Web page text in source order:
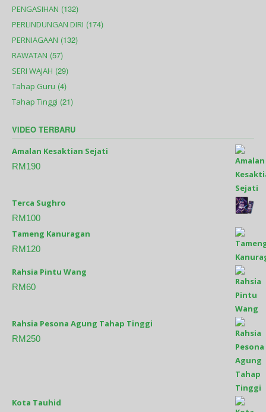
PENGASIHAN (132)
PERLINDUNGAN DIRI (174)
PERNIAGAAN (132)
RAWATAN (57)
SERI WAJAH (29)
Tahap Guru (4)
Tahap Tinggi (21)
VIDEO TERBARU
Amalan Kesaktian Sejati
RM190
Terca Sughro
RM100
Tameng Kanuragan
RM120
Rahsia Pintu Wang
RM60
Rahsia Pesona Agung Tahap Tinggi
RM250
Kota Tauhid